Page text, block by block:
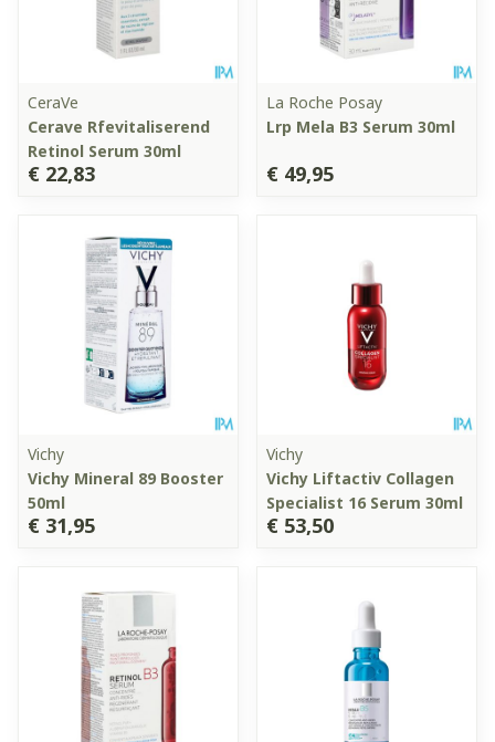
CeraVe
Cerave Rfevitaliserend
Retinol Serum 30ml
€ 22,83
La Roche Posay
Lrp Mela B3 Serum 30ml
€ 49,95
Vichy
Vichy Mineral 89 Booster
50ml
€ 31,95
Vichy
Vichy Liftactiv Collagen
Specialist 16 Serum 30ml
€ 53,50